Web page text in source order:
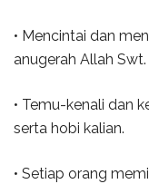
• Mencintai dan
anugerah Allah Swt.
• Temu-kenali dan
serta hobi kalian.
• Setiap orang